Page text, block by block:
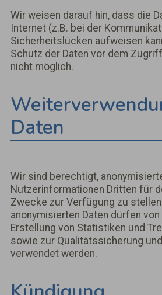
Wir weisen darauf hin, dass die
Internet (z.B. bei der
Sicherheitslücken aufweisen
Schutz der Daten vor dem
nicht möglich.
Daten
Wir sind berechtigt,
Nutzerinformationen Dritten für
Zwecke zur Verfügung zu
anonymisierten Daten dürfen
Erstellung von Statistiken und
sowie zur Qualitätssicherung
verwendet werden.